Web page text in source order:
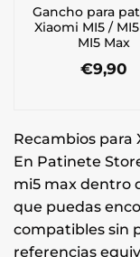
Gancho para
Xiaomi MI5 /
MI5 Max
€9,90
Recambios para
En Patinete
mi5 max dentro
que puedas
compatibles sin
referencias